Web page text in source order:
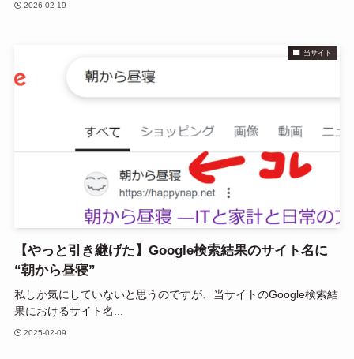
2026-02-19
当サイト
【やっと引き継げた】Google検索結果のサイト名に
“朝から昼寝”
私しか気にしていないと思うのですが、当サイトのGoogle検索結
果におけるサイト名...
2025-02-09